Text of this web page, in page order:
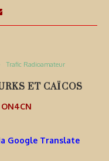
Trafic Radioamateur
ET CAÏCOS
Google Translate